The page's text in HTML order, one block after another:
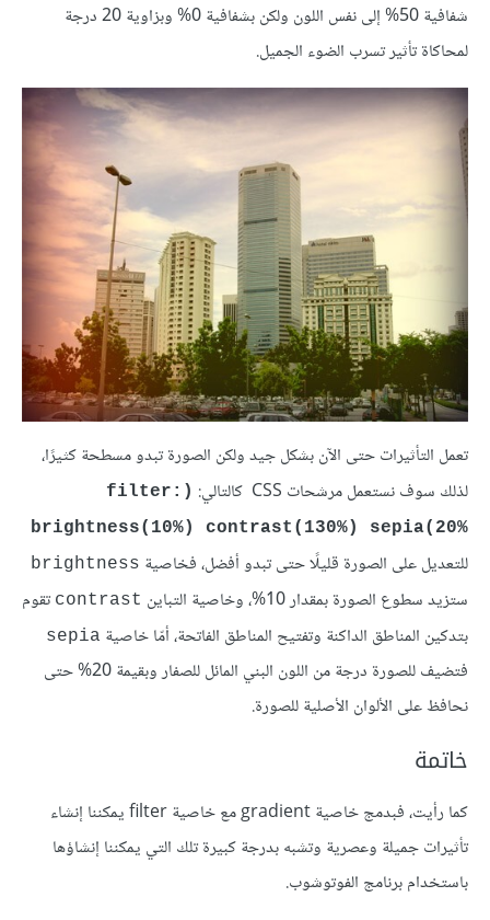
شفافية 50% إلى نفس اللون ولكن بشفافية 0% وبزاوية 20 درجة
لمحاكاة تأثير تسرب الضوء الجميل.
تعمل التأثيرات حتى الآن بشكل جيد ولكن الصورة تبدو مسطحة كثيرًا،
لذلك سوف نستعمل مرشحات CSS كالتالي:
(filter:
brightness(10%) contrast(130%) sepia(20%
للتعديل على الصورة قليلًا حتى تبدو أفضل، فخاصية brightness
ستزيد سطوع الصورة بمقدار 10%، وخاصية التباين contrast تقوم
بتدكين المناطق الداكنة وتفتيح المناطق الفاتحة، أمّا خاصية sepia
فتضيف للصورة درجة من اللون البني المائل للصفار وبقيمة 20% حتى
نحافظ على الألوان الأصلية للصورة.
خاتمة
كما رأيت، فبدمج خاصية gradient مع خاصية filter يمكننا إنشاء
تأثيرات جميلة وعصرية وتشبه بدرجة كبيرة تلك التي يمكننا إنشاؤها
باستخدام برنامج الفوتوشوب.